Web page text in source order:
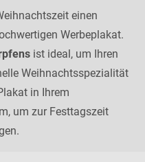
einen
Werbeplakat.
ist ideal, um Ihren
Weihnachtsspezialität
in Ihrem
um zur Festtagszeit